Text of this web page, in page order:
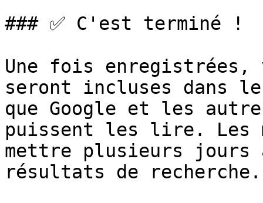
### ✅ C'est terminé !
Une fois enregistrées,
seront incluses dans
que Google et les
puissent les lire. Les
mettre plusieurs jours
résultats de recherche.